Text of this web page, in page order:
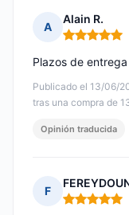
A
Alain R.
Nota: 5 de 5
Publicado el 13/06/
tras una compra de
Plazos de
Opinión traducida
F
Nota: 5 de 5